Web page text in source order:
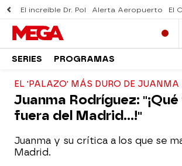
El increíble Dr. Pol Alerta Aeropuerto El
SERIES PROGRAMAS
EL 'PALAZO' MÁS DURO DE JUANMA
Juanma Rodríguez:
fuera del Madrid...!"
Juanma y su crítica a los que se
Madrid.